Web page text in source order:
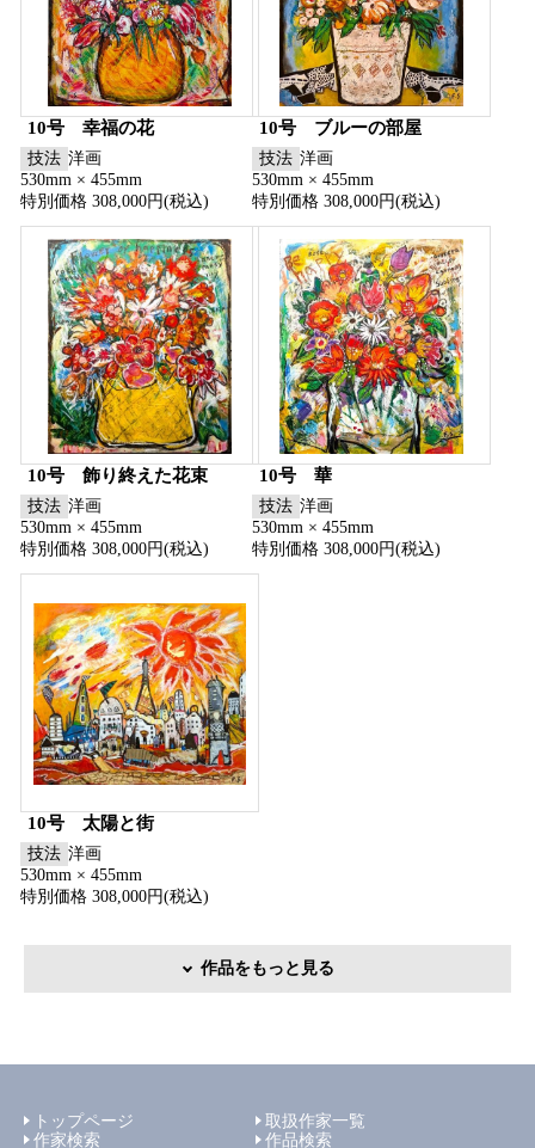
10号 幸福の花
技法 洋画
530mm × 455mm
特別価格 308,000円(税込)
10号 ブルーの部屋
技法 洋画
530mm × 455mm
特別価格 308,000円(税込)
10号 飾り終えた花束
技法 洋画
530mm × 455mm
特別価格 308,000円(税込)
10号 華
技法 洋画
530mm × 455mm
特別価格 308,000円(税込)
10号 太陽と街
技法 洋画
530mm × 455mm
特別価格 308,000円(税込)
作品をもっと見る
トップページ
取扱作家一覧
作家検索
作品検索